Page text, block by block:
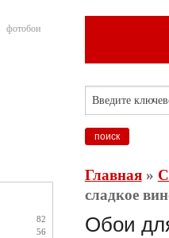
фотобои
82
56
Главная»
сладкое
Обои